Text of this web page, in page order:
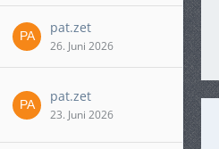
pat.zet
26. Juni 2026
pat.zet
23. Juni 2026